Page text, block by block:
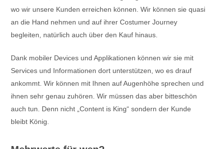
wo wir unsere Kunden erreichen können. Wir können sie quasi
an die Hand nehmen und auf ihrer Costumer Journey
begleiten, natürlich auch über den Kauf hinaus.
Dank mobiler Devices und Applikationen können wir sie mit
Services und Informationen dort unterstützen, wo es drauf
ankommt. Wir können mit Ihnen auf Augenhöhe sprechen und
ihnen sehr genau zuhören. Wir müssen das aber bitteschön
auch tun. Denn nicht „Content is King“ sondern der Kunde
bleibt König.